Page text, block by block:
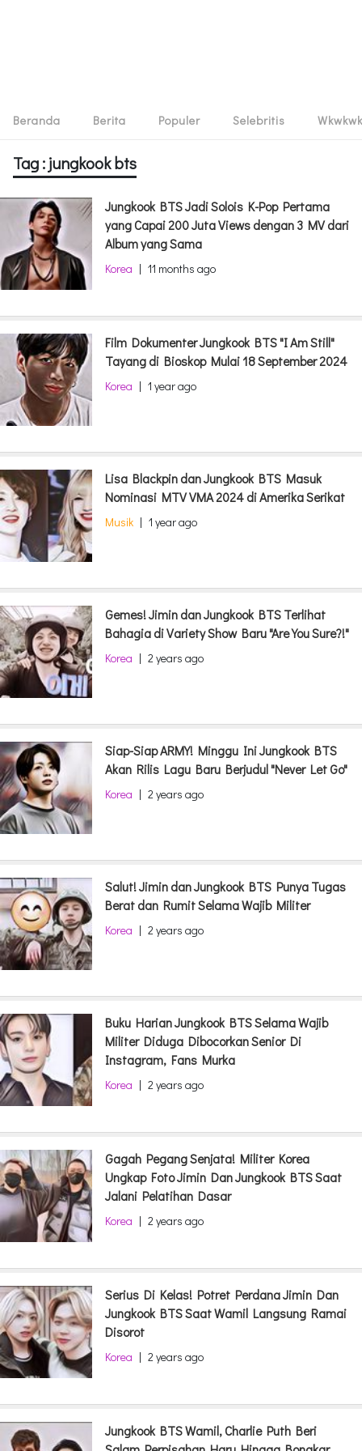
Beranda Berita Populer Selebritis Wkwkwk
Tag : jungkook bts
Jungkook BTS Jadi Solois K-Pop Pertama
yang Capai 200 Juta Views dengan 3 MV dari
Album yang Sama
Korea | 11 months ago
Film Dokumenter Jungkook BTS "I Am Still"
Tayang di Bioskop Mulai 18 September 2024
Korea | 1 year ago
Lisa Blackpin dan Jungkook BTS Masuk
Nominasi MTV VMA 2024 di Amerika Serikat
Musik | 1 year ago
Gemes! Jimin dan Jungkook BTS Terlihat
Bahagia di Variety Show Baru "Are You Sure?!"
Korea | 2 years ago
Siap-Siap ARMY! Minggu Ini Jungkook BTS
Akan Rilis Lagu Baru Berjudul "Never Let Go"
Korea | 2 years ago
Salut! Jimin dan Jungkook BTS Punya Tugas
Berat dan Rumit Selama Wajib Militer
Korea | 2 years ago
Buku Harian Jungkook BTS Selama Wajib
Militer Diduga Dibocorkan Senior Di
Instagram, Fans Murka
Korea | 2 years ago
Gagah Pegang Senjata! Militer Korea
Ungkap Foto Jimin Dan Jungkook BTS Saat
Jalani Pelatihan Dasar
Korea | 2 years ago
Serius Di Kelas! Potret Perdana Jimin Dan
Jungkook BTS Saat Wamil Langsung Ramai
Disorot
Korea | 2 years ago
Jungkook BTS Wamil, Charlie Puth Beri